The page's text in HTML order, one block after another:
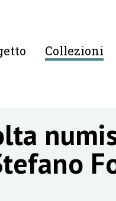
Collezioni